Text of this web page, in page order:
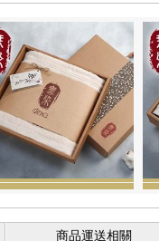
商品運送相關